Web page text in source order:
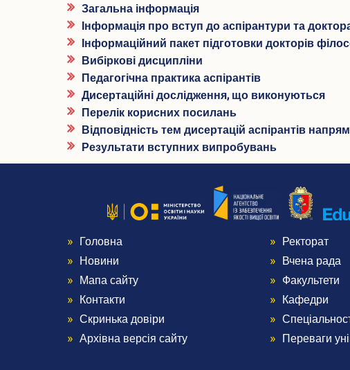
Загальна інформація
Інформація про вступ до аспірантури та
Інформаційний пакет підготовки докторів
Вибіркові дисципліни
Педагогічна практика аспірантів
Дисертаційні дослідження, що виконуються
Перелік корисних посилань
Відповідність тем дисертацій аспірантів
Результати вступних випробувань
Menu
Footer
1
Головна
Новини
Мапа сайту
Контакти
Скринька довіри
Архівна версія сайту
Menu
Footer
2
Ректорат
Вчена рада
Факультети
Кафедри
Переваги